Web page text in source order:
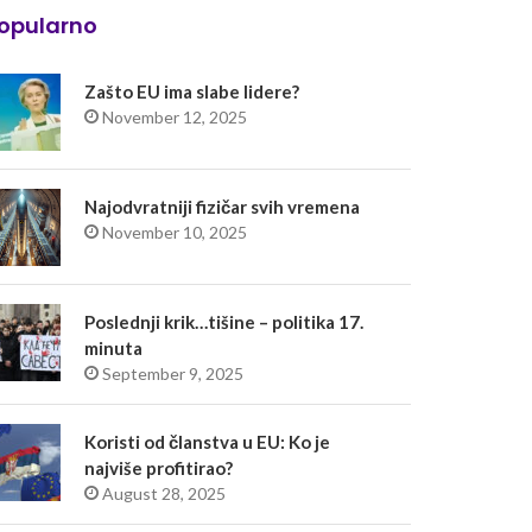
Zašto EU ima slabe lidere?
November 12, 2025
Najodvratniji fizičar svih vremena
November 10, 2025
Poslednji krik…tišine – politika 17.
minuta
September 9, 2025
Koristi od članstva u EU: Ko je
najviše profitirao?
August 28, 2025